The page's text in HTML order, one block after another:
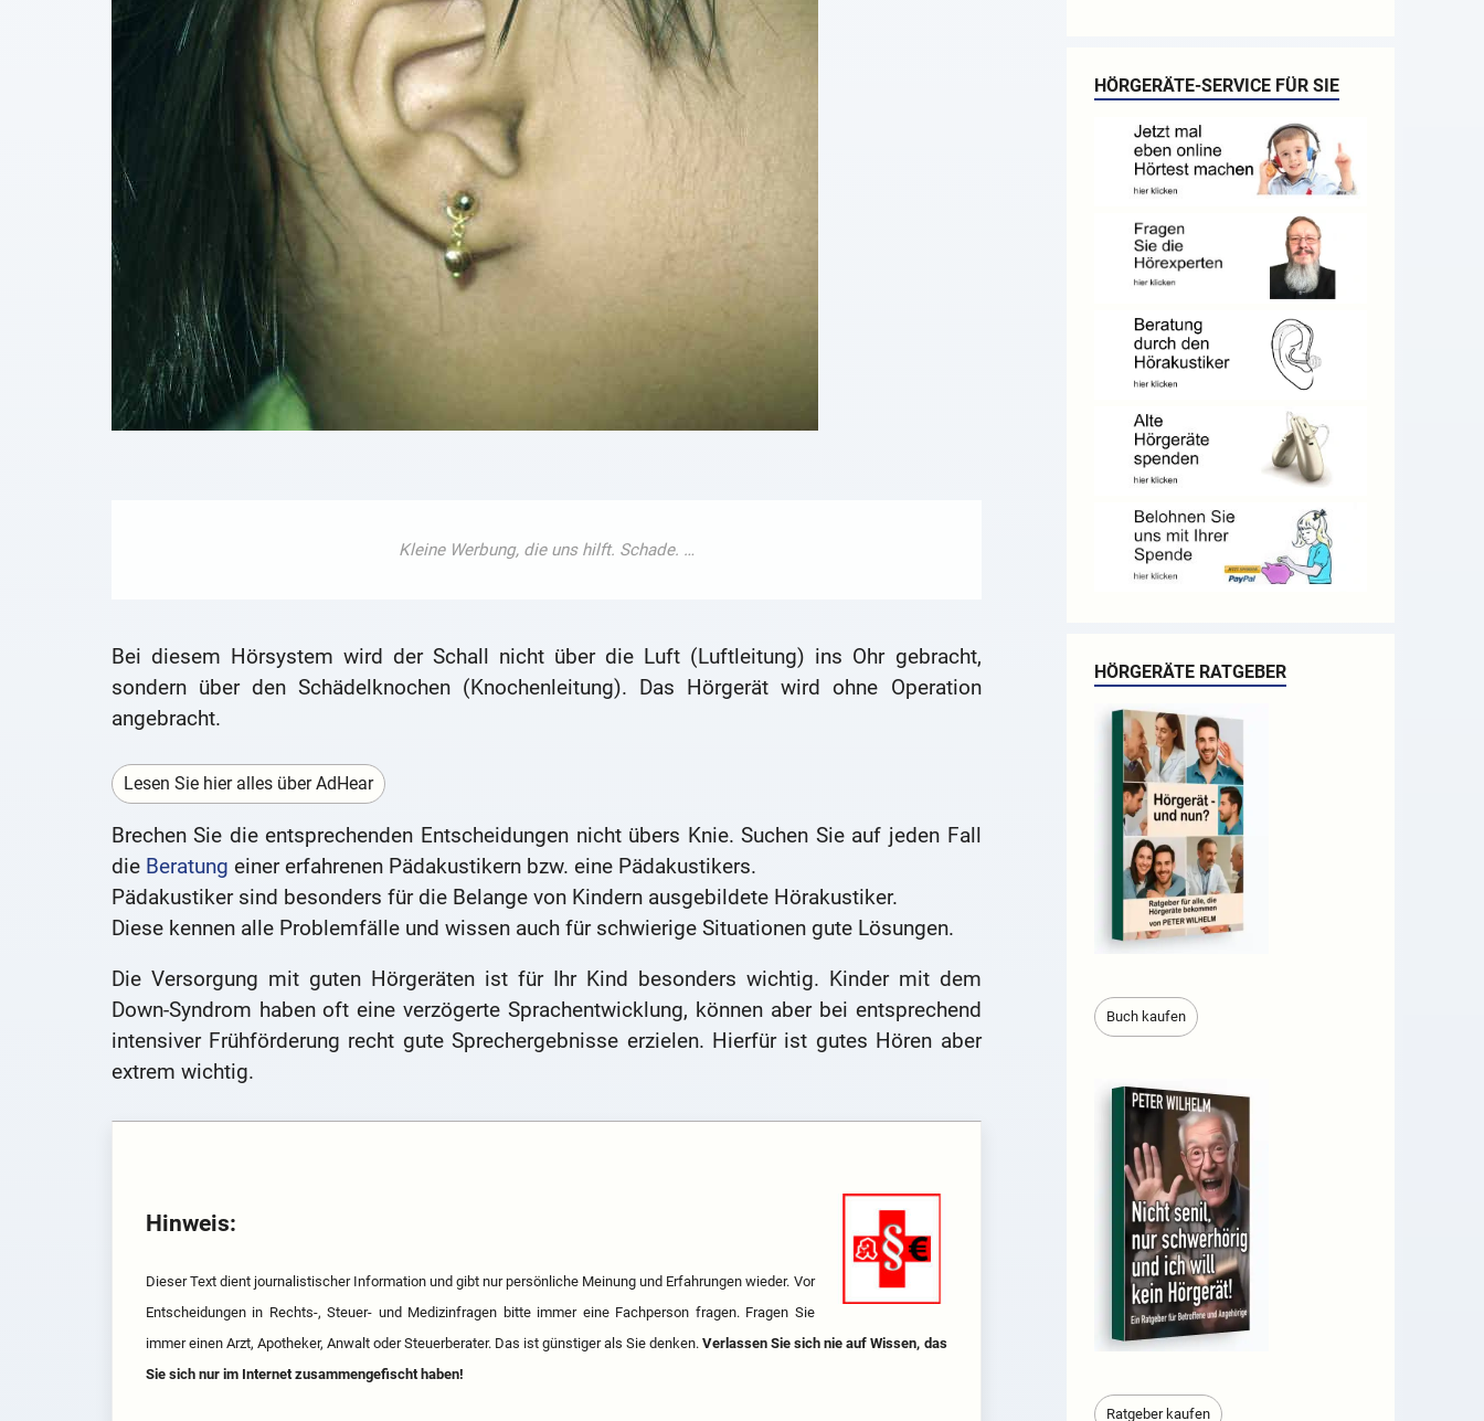
Bei diesem Hörsystem wird der Schall nicht über die Luft (Luftleitung) ins Ohr gebracht,
sondern über den Schädelknochen (Knochenleitung). Das Hörgerät wird ohne Operation
angebracht.
Lesen Sie hier alles über AdHear
Brechen Sie die entsprechenden Entscheidungen nicht übers Knie. Suchen Sie auf jeden Fall
die Beratung einer erfahrenen Pädakustikern bzw. eine Pädakustikers.
Pädakustiker sind besonders für die Belange von Kindern ausgebildete Hörakustiker.
Diese kennen alle Problemfälle und wissen auch für schwierige Situationen gute Lösungen.
Die Versorgung mit guten Hörgeräten ist für Ihr Kind besonders wichtig. Kinder mit dem
Down-Syndrom haben oft eine verzögerte Sprachentwicklung, können aber bei entsprechend
intensiver Frühförderung recht gute Sprechergebnisse erzielen. Hierfür ist gutes Hören aber
extrem wichtig.
Hinweis:
Dieser Text dient journalistischer Information und gibt nur persönliche Meinung und Erfahrungen wieder. Vor
Entscheidungen in Rechts-, Steuer- und Medizinfragen bitte immer eine Fachperson fragen. Fragen Sie
immer einen Arzt, Apotheker, Anwalt oder Steuerberater. Das ist günstiger als Sie denken.Verlassen Sie sich nie auf Wissen, das
Sie sich nur im Internet zusammengefischt haben!
HÖRGERÄTE-SERVICE FÜR SIE
HÖRGERÄTE RATGEBER
Buch kaufen
Ratgeber kaufen